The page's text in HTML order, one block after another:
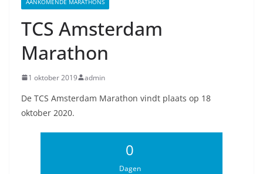
AANKOMENDE MARATHONS
TCS Amsterdam
Marathon
1 oktober 2019 admin
De TCS Amsterdam Marathon vindt plaats op 18
oktober 2020.
0
Dagen